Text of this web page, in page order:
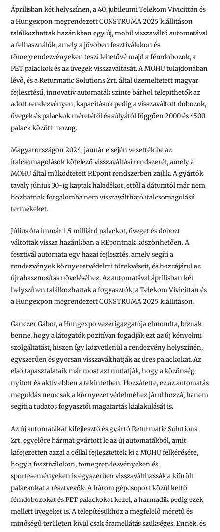
Áprilisban két helyszínen, a 40. jubileumi Telekom Vivicittán és
a Hungexpon megrendezett CONSTRUMA 2025 kiállításon
találkozhattak hazánkban egy új, mobil visszaváltó automatával
a felhasználók, amely a jövőben fesztiválokon és
tömegrendezvényeken teszi lehetővé majd a fémdobozok, a
PET palackok és az üvegek visszaváltását. A MOHU tulajdonában
lévő, és a Returmatic Solutions Zrt. által üzemeltetett magyar
fejlesztésű, innovatív automaták szinte bárhol telepíthetők az
adott rendezvényen, kapacitásuk pedig a visszaváltott dobozok,
üvegek és palackok méretétől és súlyától függően 2000 és 4500
palack között mozog.
Magyarországon 2024. január elsején vezették be az
italcsomagolások kötelező visszaváltási rendszerét, amely a
MOHU által működtetett REpont rendszerben zajlik. A gyártók
tavaly június 30-ig kaptak haladékot, ettől a dátumtól már nem
hozhatnak forgalomba nem visszaváltható italcsomagolású
termékeket.
Július óta immár 1,5 milliárd palackot, üveget és dobozt
váltottak vissza hazánkban a REpontnak köszönhetően. A
fesztivál automata egy hazai fejlesztés, amely segíti a
rendezvények környezetvédelmi törekvéseit, és hozzájárul az
újrahasznosítás növeléséhez. Az automatával áprilisban két
helyszínen találkozhattak a fogyasztók, a Telekom Vivicittán és
a Hungexpon megrendezett CONSTRUMA 2025 kiállításon.
Ganczer Gábor, a Hungexpo vezérigazgatója elmondta, bíznak
benne, hogy a látogatók pozitívan fogadják ezt az új kényelmi
szolgáltatást, hiszen így közvetlenül a rendezvény helyszínén,
egyszerűen és gyorsan visszaválthatják az üres palackokat. Az
első tapasztalataik már most azt mutatják, hogy a közönség
nyitott és aktív ebben a tekintetben. Hozzátette, ez az automatás
megoldás nemcsak a környezet védelméhez járul hozzá, hanem
segíti a tudatos fogyasztói magatartás kialakulását is.
Az új automatákat kifejlesztő és gyártó Returmatic Solutions
Zrt. egyelőre hármat gyártott le az új automatákból, amit
kifejezetten azzal a céllal fejlesztettek ki a MOHU felkérésére,
hogy a fesztiválokon, tömegrendezvényeken és
sporteseményeken is egyszerűen visszaválthassák a kiürült
palackokat a résztvevők. A három gépcsoport közül kettő
fémdobozokat és PET palackokat kezel, a harmadik pedig ezek
mellett üvegeket is. A telepítésükhöz a megfelelő méretű és
minőségű területen kívül csak áramellátás szükséges. Ennek, és